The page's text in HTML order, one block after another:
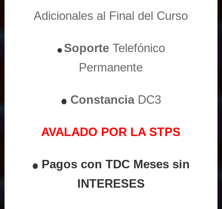
Adicionales al Final del Curso
Soporte Telefónico
Permanente
ConstanciaDC3
AVALADO POR LA STPS
Pagos con TDC Meses sin
INTERESES